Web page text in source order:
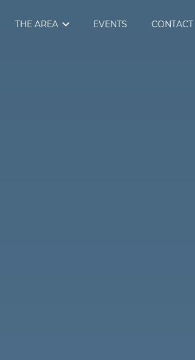
THE AREA EVENTS CONTACT